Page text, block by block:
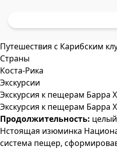
Путешествия с Карибским
Страны
Коста-Рика
Экскурсии
Экскурсия к пещерам Барра
Экскурсия к пещерам Барра
Продолжительность:
Нстоящая изюминка
система пещер,